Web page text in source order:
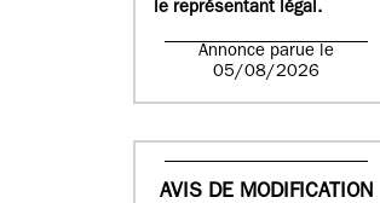
le représentant légal.
Annonce parue le
05/08/2026
AVIS DE MODIFICATION